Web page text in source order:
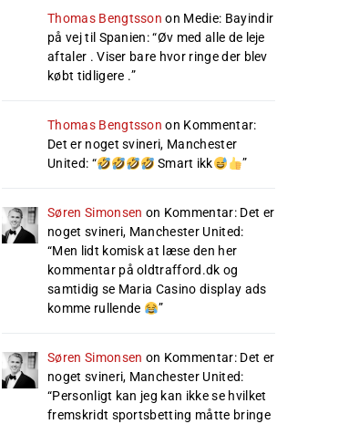
Thomas Bengtsson on Medie: Bayindir
på vej til Spanien: “Øv med alle de leje
aftaler . Viser bare hvor ringe der blev
købt tidligere .”
Thomas Bengtsson on Kommentar:
Det er noget svineri, Manchester
United: “ Smart ikk ”
Søren Simonsen on Kommentar: Det er
noget svineri, Manchester United:
“Men lidt komisk at læse den her
kommentar på oldtrafford.dk og
samtidig se Maria Casino display ads
komme rullende
”
Søren Simonsen on Kommentar: Det er
noget svineri, Manchester United:
“Personligt kan jeg kan ikke se hvilket
fremskridt sportsbetting måtte bringe